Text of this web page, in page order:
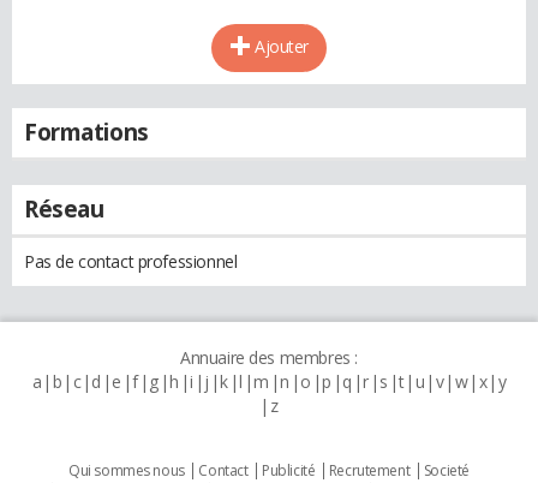
Ajouter
Formations
Réseau
Pas de contact professionnel
Annuaire des membres :
a b c d e f g h i j k l m n o p q r s t u v w x y
z
Qui sommes nous Contact Publicité Recrutement
Societé